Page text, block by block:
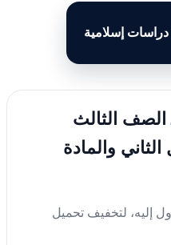
دراسات إسلامية
الصف الثالث
والمادة
إليه، لتخفيف تحميل